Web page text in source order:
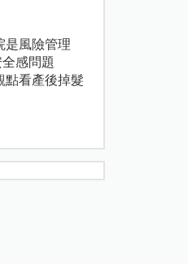
是風險管理
感問題
點看產後掉髮